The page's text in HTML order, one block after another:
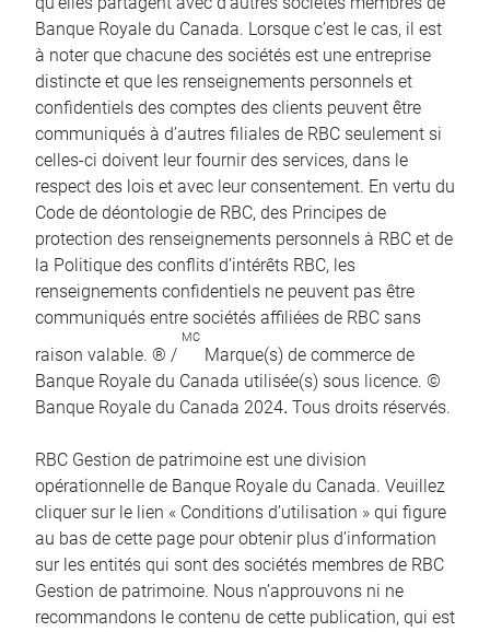
Banque Royale du Canada. Lorsque c’est le cas, il est
à noter que chacune des sociétés est une entreprise
distincte et que les renseignements personnels et
confidentiels des comptes des clients peuvent être
communiqués à d’autres filiales de RBC seulement si
celles-ci doivent leur fournir des services, dans le
respect des lois et avec leur consentement. En vertu du
Code de déontologie de RBC, des Principes de
protection des renseignements personnels à RBC et de
la Politique des conflits d’intérêts RBC, les
renseignements confidentiels ne peuvent pas être
communiqués entre sociétés affiliées de RBC sans
raison valable. ® /
MC
Marque(s) de commerce de
Banque Royale du Canada utilisée(s) sous licence. ©
Banque Royale du Canada 2024. Tous droits réservés.
RBC Gestion de patrimoine est une division
opérationnelle de Banque Royale du Canada. Veuillez
cliquer sur le lien « Conditions d’utilisation » qui figure
au bas de cette page pour obtenir plus d’information
sur les entités qui sont des sociétés membres de RBC
Gestion de patrimoine. Nous n’approuvons ni ne
recommandons le contenu de cette publication, qui est